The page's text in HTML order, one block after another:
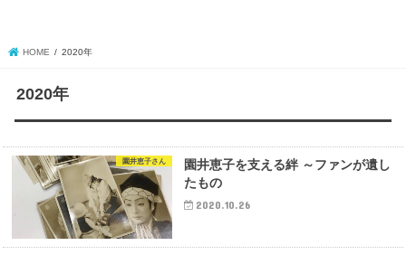
HOME 2020年
2020年
園井恵子さん
園井恵子を支える絆 ～ファンが遺し
たもの
2020.10.26